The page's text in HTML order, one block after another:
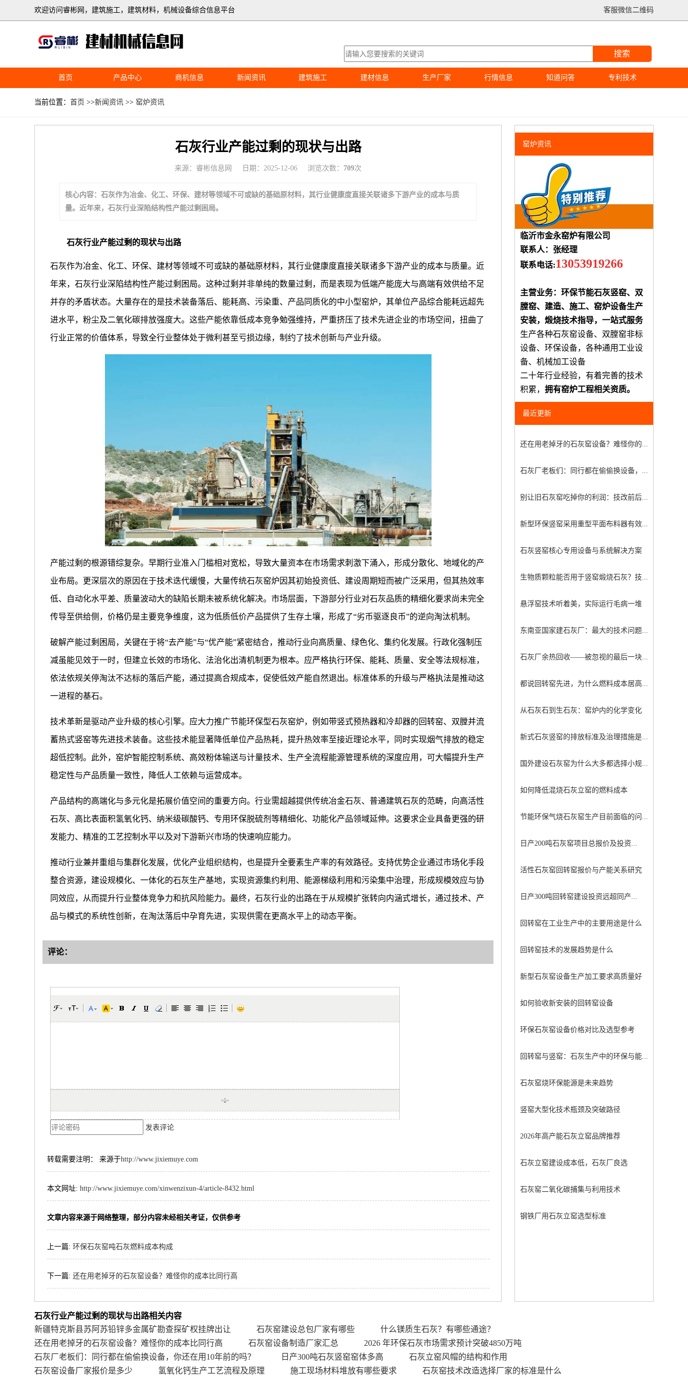
客服微信二维码
欢迎访问睿彬网，建筑施工，建筑材料，机械设备综合信息平台
搜索
首页 产品中心 商机信息 新闻资讯 建筑施工 建材信息 生产厂家 行情信息 知道问答 专利技术
当前位置：首页 >>新闻资讯 >>窑炉资讯
石灰行业产能过剩的现状与出路
来源：睿彬信息网 日期：2025-12-06 浏览次数： 709次
核心内容：石灰作为冶金、化工、环保、建材等领域不可或缺的基础原材料，其行业健康度直接关联诸多下游产业的成本与质
量。近年来，石灰行业深陷结构性产能过剩困局。
石灰行业产能过剩的现状与出路
石灰作为冶金、化工、环保、建材等领域不可或缺的基础原材料，其行业健康度直接关联诸多下游产业的成本与质量。近
年来，石灰行业深陷结构性产能过剩困局。这种过剩并非单纯的数量过剩，而是表现为低端产能庞大与高端有效供给不足
并存的矛盾状态。大量存在的是技术装备落后、能耗高、污染重、产品同质化的中小型窑炉，其单位产品综合能耗远超先
进水平，粉尘及二氧化碳排放强度大。这些产能依靠低成本竞争勉强维持，严重挤压了技术先进企业的市场空间，扭曲了
行业正常的价值体系，导致全行业整体处于微利甚至亏损边缘，制约了技术创新与产业升级。
产能过剩的根源错综复杂。早期行业准入门槛相对宽松，导致大量资本在市场需求刺激下涌入，形成分散化、地域化的产
业布局。更深层次的原因在于技术迭代缓慢，大量传统石灰窑炉因其初始投资低、建设周期短而被广泛采用，但其热效率
低、自动化水平差、质量波动大的缺陷长期未被系统化解决。市场层面，下游部分行业对石灰品质的精细化要求尚未完全
传导至供给侧，价格仍是主要竞争维度，这为低质低价产品提供了生存土壤，形成了“劣币驱逐良币”的逆向淘汰机制。
破解产能过剩困局，关键在于将“去产能”与“优产能”紧密结合，推动行业向高质量、绿色化、集约化发展。行政化强制压
减虽能见效于一时，但建立长效的市场化、法治化出清机制更为根本。应严格执行环保、能耗、质量、安全等法规标准，
依法依规关停淘汰不达标的落后产能，通过提高合规成本，促使低效产能自然退出。标准体系的升级与严格执法是推动这
一进程的基石。
技术革新是驱动产业升级的核心引擎。应大力推广节能环保型石灰窑炉，例如带竖式预热器和冷却器的回转窑、双膛并流
蓄热式竖窑等先进技术装备。这些技术能显著降低单位产品热耗，提升热效率至接近理论水平，同时实现烟气排放的稳定
超低控制。此外，窑炉智能控制系统、高效粉体输送与计量技术、生产全流程能源管理系统的深度应用，可大幅提升生产
稳定性与产品质量一致性，降低人工依赖与运营成本。
产品结构的高端化与多元化是拓展价值空间的重要方向。行业需超越提供传统冶金石灰、普通建筑石灰的范畴，向高活性
石灰、高比表面积氢氧化钙、纳米级碳酸钙、专用环保脱硫剂等精细化、功能化产品领域延伸。这要求企业具备更强的研
发能力、精准的工艺控制水平以及对下游新兴市场的快速响应能力。
推动行业兼并重组与集群化发展，优化产业组织结构，也是提升全要素生产率的有效路径。支持优势企业通过市场化手段
整合资源，建设规模化、一体化的石灰生产基地，实现资源集约利用、能源梯级利用和污染集中治理，形成规模效应与协
同效应，从而提升行业整体竞争力和抗风险能力。最终，石灰行业的出路在于从规模扩张转向内涵式增长，通过技术、产
品与模式的系统性创新，在淘汰落后中孕育先进，实现供需在更高水平上的动态平衡。
评论：
发表评论
转载需要注明： 来源于http://www.jixiemuye.com
本文网址:http://www.jixiemuye.com/xinwenzixun-4/article-8432.html
文章内容来源于网络整理，部分内容未经相关考证，仅供参考
上一篇:环保石灰窑吨石灰燃料成本构成
下一篇:还在用老掉牙的石灰窑设备？难怪你的成本比同行高
窑炉资讯
临沂市金永窑炉有限公司
联系人：张经理
联系电话:13053919266
主营业务：环保节能石灰竖窑、双
膛窑、建造、施工、窑炉设备生产
安装，煅烧技术指导，一站式服务
生产各种石灰窑设备、双膛窑非标
设备、环保设备，各种通用工业设
备、机械加工设备
二十年行业经验，有着完善的技术
积累， 拥有窑炉工程相关资质。
最近更新
还在用老掉牙的石灰窑设备？难怪你的...
石灰厂老板们：同行都在偷偷换设备，...
别让旧石灰窑吃掉你的利润：技改前后...
新型环保竖窑采用重型平面布料器有效...
石灰竖窑核心专用设备与系统解决方案
生物质颗粒能否用于竖窑煅烧石灰？技...
悬浮窑技术听着美，实际运行毛病一堆
东南亚国家建石灰厂：最大的技术问题...
石灰厂余热回收——被忽视的最后一块...
都说回转窑先进，为什么燃料成本居高...
从石灰石到生石灰：窑炉内的化学变化
新式石灰竖窑的排放标准及治理措施是...
国外建设石灰窑为什么大多都选择小规...
如何降低混烧石灰立窑的燃料成本
节能环保气烧石灰窑生产目前面临的问...
日产200吨石灰窑项目总报价及投资...
活性石灰窑回转窑报价与产能关系研究
日产300吨回转窑建设投资远超同产...
回转窑在工业生产中的主要用途是什么
回转窑技术的发展趋势是什么
新型石灰窑设备生产加工要求高质量好
如何验收新安装的回转窑设备
环保石灰窑设备价格对比及选型参考
回转窑与竖窑：石灰生产中的环保与能...
石灰窑烧环保能源是未来趋势
竖窑大型化技术瓶颈及突破路径
2026年高产能石灰立窑品牌推荐
石灰立窑建设成本低，石灰厂良选
石灰窑二氧化碳捕集与利用技术
钢铁厂用石灰立窑选型标准
石灰行业产能过剩的现状与出路相关内容
新疆特克斯县苏阿苏铅锌多金属矿勘查探矿权挂牌出让
石灰窑建设总包厂家有哪些
什么镁质生石灰？有哪些通途？
还在用老掉牙的石灰窑设备？难怪你的成本比同行高
石灰窑设备制造厂家汇总
2026 年环保石灰市场需求预计突破4850万吨
石灰厂老板们：同行都在偷偷换设备，你还在用10年前的吗？
日产300吨石灰竖窑窑体多高
石灰立窑风帽的结构和作用
石灰窑设备厂家报价是多少
氢氧化钙生产工艺流程及原理 施工现场材料堆放有哪些要求 石灰窑技术改造选择厂家的标准是什么